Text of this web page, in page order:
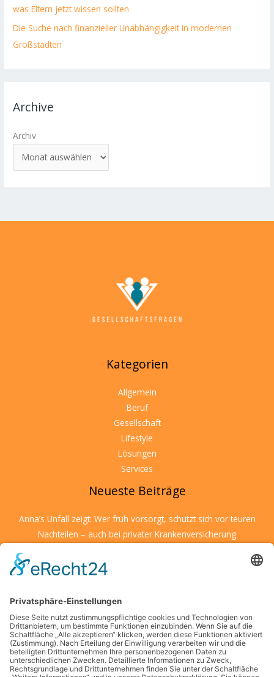
was Eltern jetzt wissen sollten
Die Suche nach finanzieller Unabhängigkeit in modernen
Großstädten
Archive
Archiv
Kategorien
Allgemein
Beruf
Gesellschaft
Lifestyle
Lösungen
Services
Neueste Beiträge
Anna’s Unfall zeigt: Wer früh vorsorgt, schützt sich vor teuren
Nachteilen – auch bei privater Krankenversicherung
Entscheidungsfähigkeit unter fremden Bedingungen
– was Eltern jetzt wissen sollten
Die Suche nach finanzieller Unabhängigkeit in modernen
Großstädten